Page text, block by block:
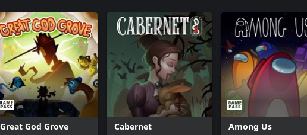
Great God Grove Cabernet Among Us